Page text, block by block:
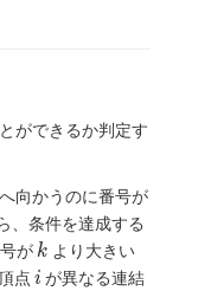
ができるか判定す
へ向かうのに番号が
、条件を達成する
が k
k より大きい
点 i
i が異なる連結